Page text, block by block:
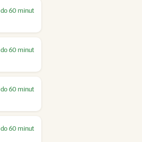
do 60 minut
do 60 minut
do 60 minut
do 60 minut